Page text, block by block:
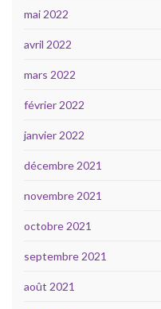
mai 2022
avril 2022
mars 2022
février 2022
janvier 2022
décembre 2021
novembre 2021
octobre 2021
septembre 2021
août 2021